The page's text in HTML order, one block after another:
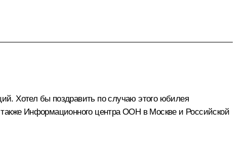
Хотел бы поздравить по случаю этого юбилея
Информационного центра ООН в Москве и Российской